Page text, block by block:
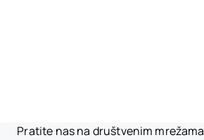
Pratite nas na društvenim mrežama